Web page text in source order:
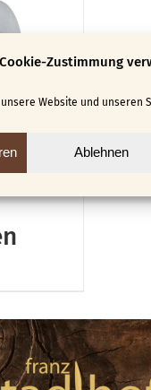
Cookie-Zustimmung
Website und unseren
Ablehnen